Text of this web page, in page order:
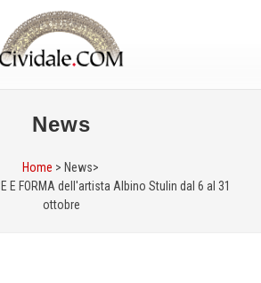
News
Home > News>
E FORMA dell'artista Albino Stulin dal 6 al 31
ottobre